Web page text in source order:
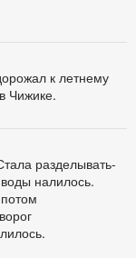
к летнему
Чижике.
разделывать-
налилось.